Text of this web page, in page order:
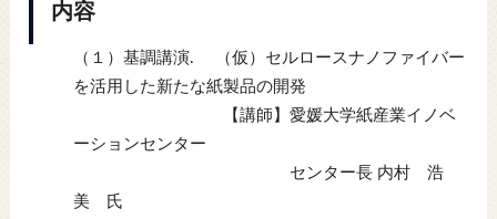
内容
（１）基調講演. （仮）セルロースナノファイバー
を活用した新たな紙製品の開発
【講師】愛媛大学紙産業イノベ
ーションセンター
センター長 内村 浩
美 氏